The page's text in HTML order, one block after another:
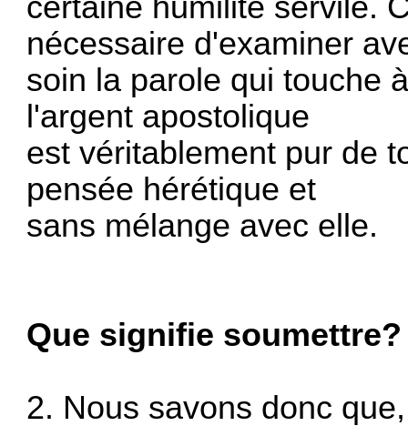
nécessaire d'examiner
soin la parole qui touche
l'argent apostolique
est véritablement pur de
pensée hérétique et
sans mélange avec elle.
Que signifie soumettre?
2. Nous savons donc